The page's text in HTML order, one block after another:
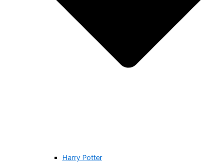
Harry Potter